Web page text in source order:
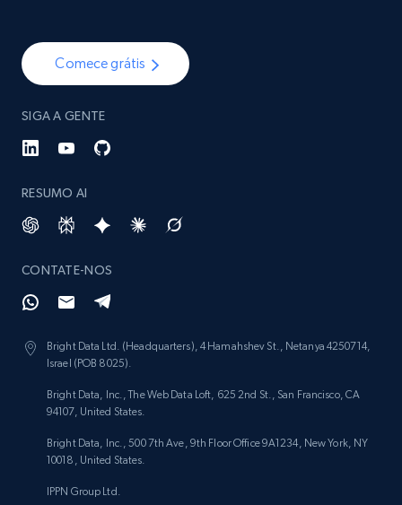
Comece grátis
SIGA A GENTE
RESUMO AI
CONTATE-NOS
Bright Data Ltd. (Headquarters), 4 Hamahshev St., Netanya 4250714,
Israel (POB 8025).
Bright Data, Inc., The Web Data Loft, 625 2nd St., San Francisco, CA
94107, United States.
Bright Data, Inc., 500 7th Ave, 9th Floor Office 9A1234, New York, NY
10018, United States.
IPPN Group Ltd.